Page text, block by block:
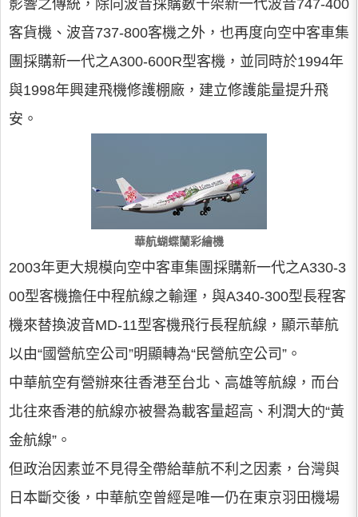
影響之傳統，除向波音採購數十架新一代波音747-400
客貨機、波音737-800客機之外，也再度向空中客車集
團採購新一代之A300-600R型客機，並同時於1994年
與1998年興建飛機修護棚廠，建立修護能量提升飛
安。
華航蝴蝶蘭彩繪機
2003年更大規模向空中客車集團採購新一代之A330-3
00型客機擔任中程航線之輸運，與A340-300型長程客
機來替換波音MD-11型客機飛行長程航線，顯示華航
以由“國營航空公司”明顯轉為“民營航空公司”。
中華航空有營辦來往香港至台北、高雄等航線，而台
北往來香港的航線亦被譽為載客量超高、利潤大的“黃
金航線”。
但政治因素並不見得全帶給華航不利之因素，台灣與
日本斷交後，中華航空曾經是唯一仍在東京羽田機場